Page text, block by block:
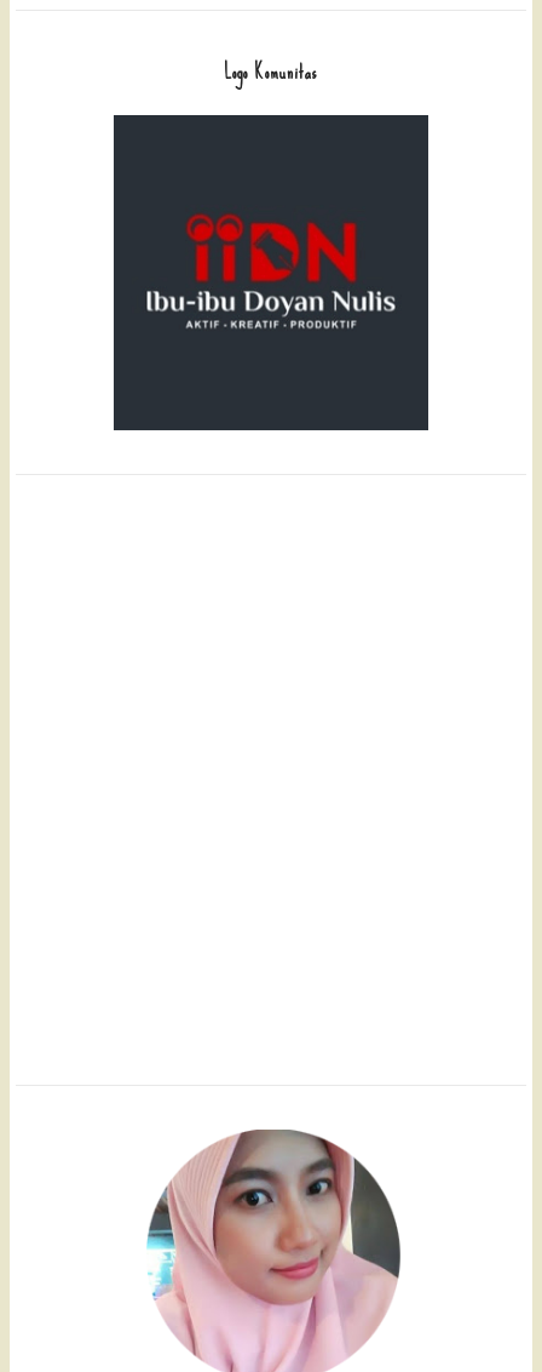
Logo Komunitas